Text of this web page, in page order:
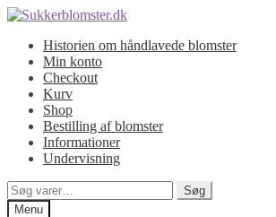
Spring
navigation
Spring
indholdHistorien om håndlavede blomster
Min konto
Checkout
Kurv
Shop
Bestilling af blomster
Informationer
Undervisning
Søg
efter:
Søg
Menu